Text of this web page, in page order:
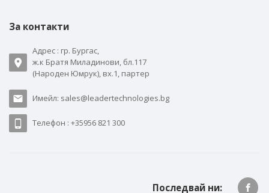
За контакти
Адрес : гр. Бургас,
ж.к Братя Миладинови, бл.117
(Народен Юмрук), вх.1, партер
Имейл: sales@leadertechnologies.bg
Телефон : +35956 821 300
Последвай ни: